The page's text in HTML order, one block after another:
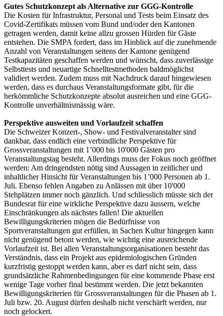
Gutes Schutzkonzept als Alternative zur GGG-Kontrolle
Die Kosten für Infrastruktur, Personal und Tests beim Einsatz des
Covid-Zertifikats müssen vom Bund und/oder den Kantonen
getragen werden, damit keine allzu grossen Hürden für Gäste
entstehen. Die SMPA fordert, dass im Hinblick auf die zunehmende
Anzahl von Veranstaltungen seitens der Kantone genügend
Testkapazitäten geschaffen werden und wünscht, dass zuverlässige
Selbsttests und neuartige Schnelltestmethoden baldmöglichst
validiert werden. Zudem muss mit Nachdruck darauf hingewiesen
werden, dass es durchaus Veranstaltungsformate gibt, für die
herkömmliche Schutzkonzepte absolut ausreichen und eine GGG-
Kontrolle unverhältnismässig wäre.
Perspektive ausweiten und Vorlaufzeit schaffen
Die Schweizer Konzert-, Show- und Festivalveranstalter sind
dankbar, dass endlich eine verbindliche Perspektive für
Grossveranstaltungen mit 1’000 bis 10'000 Gästen pro
Veranstaltungstag besteht. Allerdings muss der Fokus noch geöffnet
werden: Am dringendsten nötig sind Aussagen in zeitlicher und
inhaltlicher Hinsicht für Veranstaltungen bis 1’000 Personen ab 1.
Juli. Ebenso fehlen Angaben zu Anlässen mit über 10'000
Stehplätzen immer noch gänzlich. Und schliesslich müsste sich der
Bundesrat für eine wirkliche Perspektive dazu äussern, welche
Einschränkungen als nächstes fallen! Die aktuellen
Bewilligungskriterien mögen die Bedürfnisse von
Sportveranstaltungen gut erfüllen, in Sachen Kultur hingegen kann
nicht genügend betont werden, wie wichtig eine ausreichende
Vorlaufzeit ist. Bei allen Veranstaltungsorganisationen besteht das
Verständnis, dass ein Projekt aus epidemiologischen Gründen
kurzfristig gestoppt werden kann, aber es darf nicht sein, dass
grundsätzliche Rahmenbedingungen für eine kommende Phase erst
wenige Tage vorher final bestimmt werden. Die jetzt bekannten
Bewilligungskriterien für Grossveranstaltungen für die Phasen ab 1.
Juli bzw. 20. August dürfen deshalb nicht verschärft werden, nur
noch gelockert.